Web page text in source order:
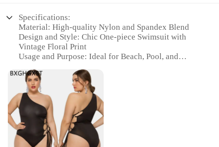
Specifications:
Material: High-quality Nylon and Spandex Blend
Design and Style: Chic One-piece Swimsuit with
Vintage Floral Print
Usage and Purpose: Ideal for Beach, Pool, and
Shape and Size: Flattering Fit with Adjustable
Straps and Built-in Shelf Bra
Performance and Property: Quick-drying and UV
Protection
Parts and Accessories: Includes Removable Padding
for Custom Fit
Features: